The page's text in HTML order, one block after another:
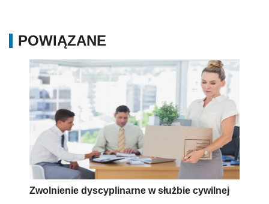
POWIĄZANE
Zwolnienie dyscyplinarne w służbie cywilnej